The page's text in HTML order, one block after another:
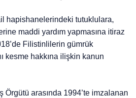
hapishanelerindeki tutuklulara,
maddi yardım yapmasına itiraz
Filistinlilerin gümrük
kesme hakkına ilişkin kanun
Örgütü arasında 1994’te imzalanan